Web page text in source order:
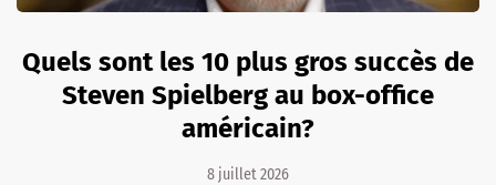
Quels sont les 10 plus gros succès de
Steven Spielberg au box-office
américain?
8 juillet 2026